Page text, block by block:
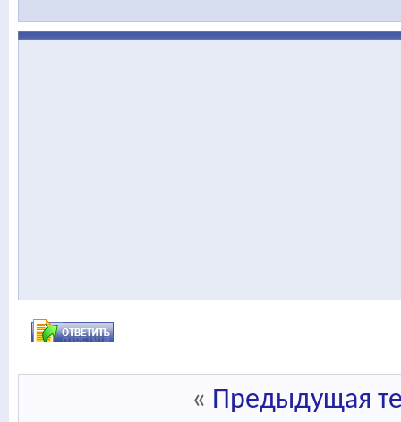
« Предыдущая